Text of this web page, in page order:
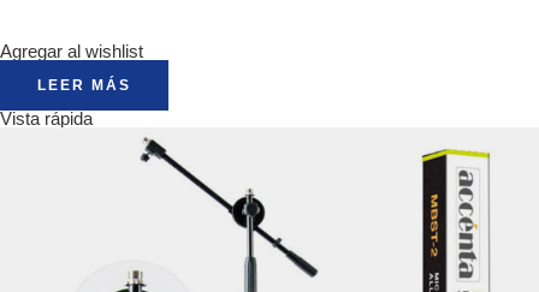
Agregar al wishlist
LEER MÁS
Vista rápida